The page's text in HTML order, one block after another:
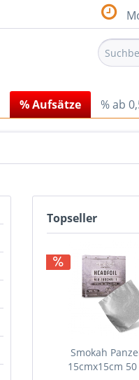
% Aufsätze % ab
Topseller
Smokah
15cmx15cm